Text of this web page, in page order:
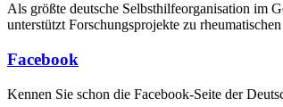
Als größte deutsche Selbsthilfe­organisation im
unterstützt Forschungsprojekte zu
Facebook
Kennen Sie schon die Facebook-Seite der